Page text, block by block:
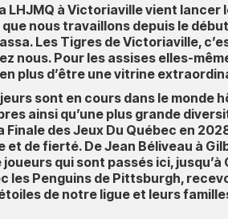
LHJMQ à Victoriaville vient lancer
nous travaillons depuis le
Les Tigres de Victoriaville,
nous. Pour les assises elles-
plus d’être une vitrine
sont en cours dans le monde
ainsi qu’une plus grande
des Jeux Du Québec en
et de fierté. De Jean Béliveau à
qui sont passés ici, jusqu’à
Penguins de Pittsburgh,
de notre ligue et leurs